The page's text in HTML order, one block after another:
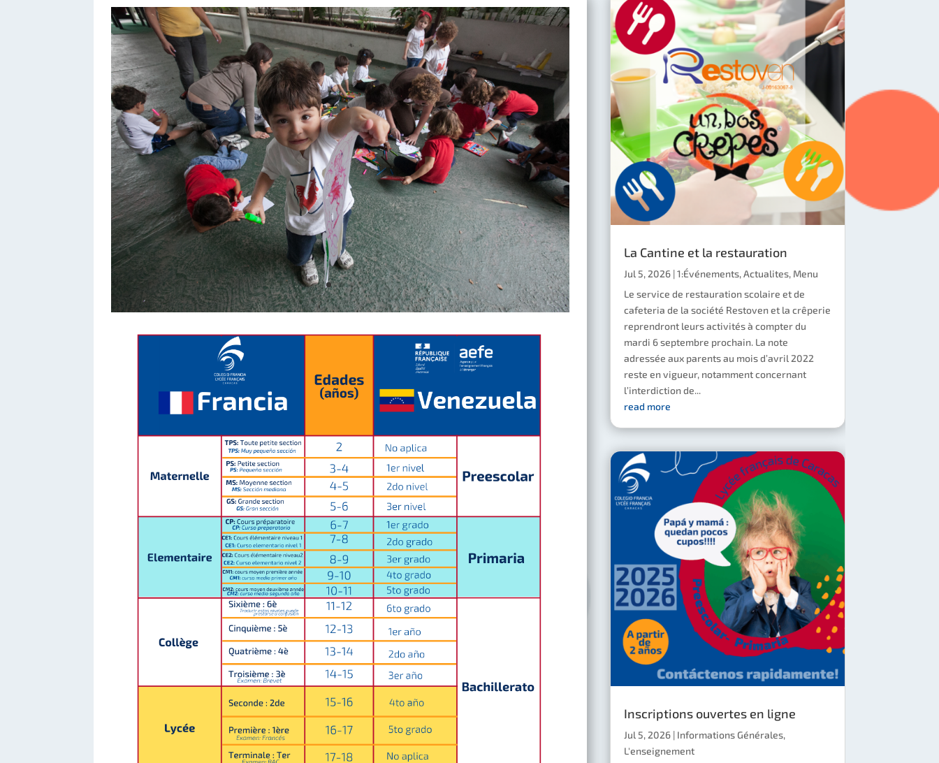
La Cantine et la restauration
Jul 5, 2026|1:Événements,Actualites, Menu
Le service de restauration scolaire et de
cafeteria de la société Restoven et la crêperie
reprendront leurs activités à compter du
mardi 6 septembre prochain. La note
adressée aux parents au mois d’avril 2022
reste en vigueur, notamment concernant
l’interdiction de...
read more
Inscriptions ouvertes en ligne
Jul 5, 2026| Informations Générales,
L'enseignement